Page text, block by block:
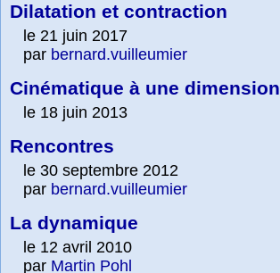
Dilatation et contraction
le 21 juin 2017
par bernard.vuilleumier
Cinématique à une dimension
le 18 juin 2013
Rencontres
le 30 septembre 2012
par bernard.vuilleumier
La dynamique
le 12 avril 2010
par Martin Pohl